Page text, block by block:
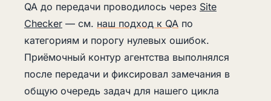
QA до передачи проводилось через Site
Checker — см. наш подход к QA по
категориям и порогу нулевых ошибок.
Приёмочный контур агентства выполнялся
после передачи и фиксировал замечания в
общую очередь задач для нашего цикла